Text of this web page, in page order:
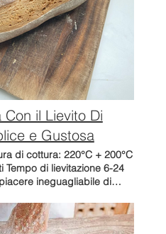
il Lievito Di
e Gustosa
di cottura: 220°C + 200°C
Tempo di lievitazione 6-24
ineguagliabile di
e la soddisfazione di